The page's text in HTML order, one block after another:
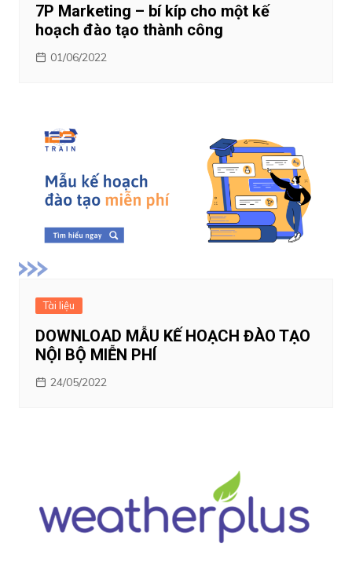
7P Marketing – bí kíp cho một kế
hoạch đào tạo thành công
01/06/2022
Tài liệu
DOWNLOAD MẪU KẾ HOẠCH ĐÀO TẠO
NỘI BỘ MIỄN PHÍ
24/05/2022